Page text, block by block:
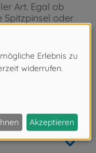
Art. Egal ob
Spitzpinsel oder
und
Modellbau
unter 3
Kleinteile.